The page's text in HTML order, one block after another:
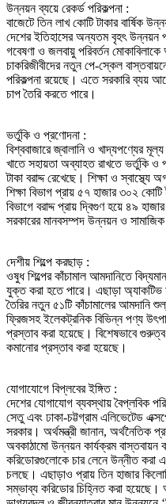
উন্নয়ন ব্যয়ে রেকর্ড পরিকল্পনা :
বাজেটে তিন লাখ কোটি টাকার বার্ষিক
দেশের ইতিহাসের অন্যতম বৃহৎ উন্নয়ন
গবেষণা ও জলবায়ু পরিবর্তন
চাকরিজীবীদের নতুন পে-স্কেল
পরিকল্পনা রয়েছে। এতে সরকারি ব্যয়
চাপ তৈরি করতে পারে।
ভর্তুকি ও প্রণোদনা :
বিশ্ববাজারে জ্বালানি ও খাদ্যপণ্যের
খাতে সহায়তা অব্যাহত রাখতে ভর্তুকি
টাকা বরাদ্দ রেখেছে। শিক্ষা ও স্বাস্থ্যে
শিক্ষা বিভাগ প্রায় ৫৭ হাজার ৩০২ কোটি
বিভাগে বরাদ্দ প্রায় দ্বিগুণ হয়ে ৪৯
সরকারের মানবসম্পদ উন্নয়ন ও
দেশীয় শিল্পে করছাড় :
ওষুধ শিল্পের কাঁচামাল আমদানিতে
যুক্ত করা হতে পারে। এছাড়া অ্যাকটিভ
তৈরির নতুন ৫১টি কাঁচামালের আমদানি
ফ্রিজসহ ইলেকট্রনিক বিভিন্ন পণ্য
প্রস্তাব করা হয়েছে। বিশেষভাবে
কমানোর প্রস্তাব করা হয়েছে।
যোগাযোগে বিপ্লবের ইঙ্গিত :
দেশের যোগাযোগ ব্যবস্থায় বৈপ্লবিক
সেতু এবং ঢাকা-চট্টগ্রাম এলিভেটেড
সরকার। অর্থমন্ত্রী জানান, অর্থনৈতিক
অবকাঠামো উন্নয়ন কার্যক্রম
করিডোরগুলোকে চার লেনে উন্নীত করা
চলছে। এছাড়াও প্রায় তিন হাজার
সম্ভাব্য করিডোর চিহ্নিত করা হয়েছে।